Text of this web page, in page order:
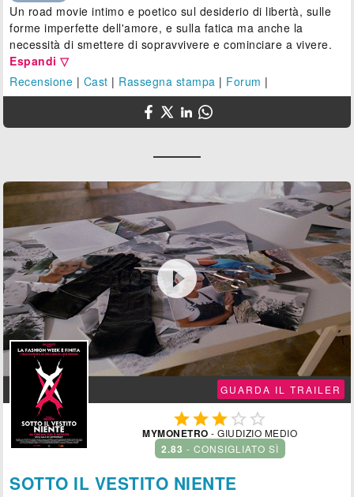
Un road movie intimo e poetico sul desiderio di libertà, sulle
forme imperfette dell'amore, e sulla fatica ma anche la
necessità di smettere di sopravvivere e cominciare a vivere.
Espandi ▽
Recensione | Cast | Rassegna stampa | Forum |

GUARDA IL TRAILER
  
MYMONETRO - GIUDIZIO MEDIO
2.83 - CONSIGLIATO SÌ
SOTTO IL VESTITO NIENTE